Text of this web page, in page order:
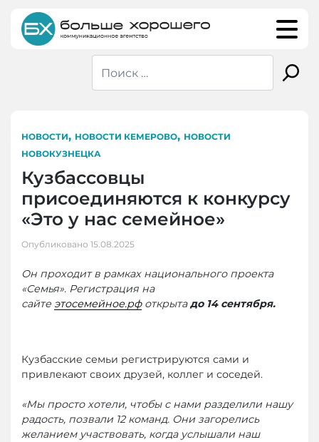
content
НОВОСТИ, НОВОСТИ КЕМЕРОВО, НОВОСТИ
НОВОКУЗНЕЦКА
Кузбассовцы
присоединяются к конкурсу
«Это у нас семейное»
Опубликовано 15.08.2025
Он проходит в рамках национального проекта
«Семья». Регистрация на
сайте этосемейное.рфоткрытадо 14 сентября.
Кузбасские семьи регистрируются сами и
привлекают своих друзей, коллег и соседей.
«Мы просто хотели, чтобы с нами разделили нашу
радость, позвали 12 команд. Они загорелись
желанием участвовать, когда услышали наш